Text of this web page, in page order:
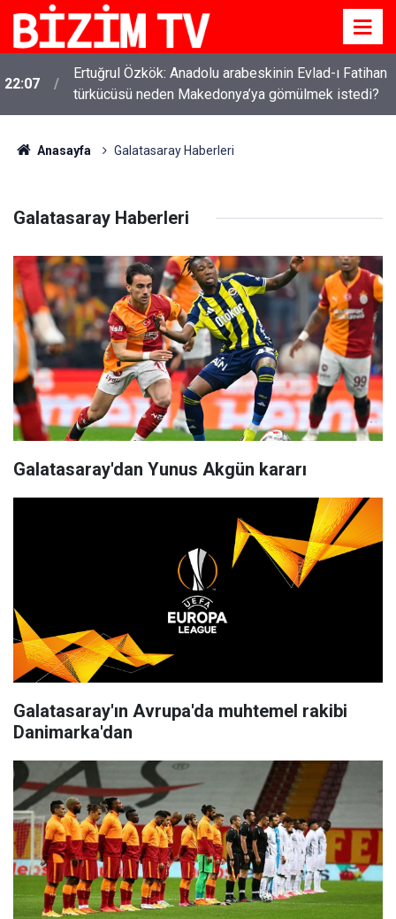
22:07
Ertuğrul Özkök: Anadolu arabeskinin Evlad-ı Fatihan
türkücüsü neden Makedonya’ya gömülmek istedi?
Anasayfa Galatasaray Haberleri
Galatasaray Haberleri
Galatasaray'dan Yunus Akgün kararı
Galatasaray'ın Avrupa'da muhtemel rakibi
Danimarka'dan